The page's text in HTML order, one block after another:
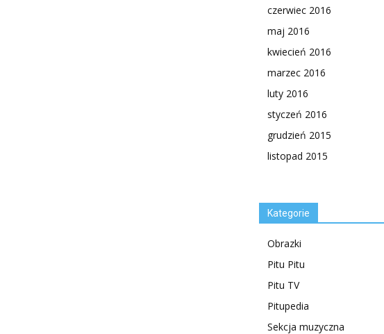
czerwiec 2016
maj 2016
kwiecień 2016
marzec 2016
luty 2016
styczeń 2016
grudzień 2015
listopad 2015
Kategorie
Obrazki
Pitu Pitu
Pitu TV
Pitupedia
Sekcja muzyczna